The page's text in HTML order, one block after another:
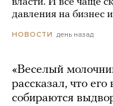
давления на бизнес
НОВОСТИ день назад
«Веселый
рассказал, что
собираются